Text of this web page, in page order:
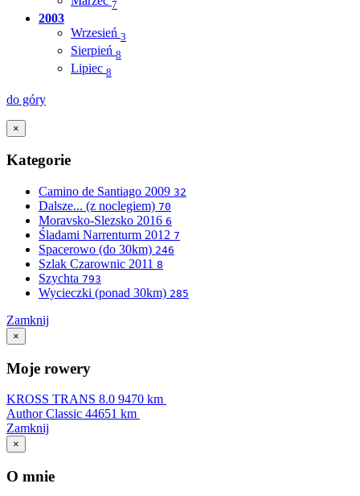
7
2003
Wrzesień 3
Sierpień 8
Lipiec 8
do góry
×
Kategorie
Camino de Santiago 2009 32
Dalsze... (z noclegiem) 70
Moravsko-Slezsko 2016 6
Śladami Narrenturm 2012 7
Spacerowo (do 30km) 246
Szlak Czarownic 2011 8
Szychta 793
Wycieczki (ponad 30km) 285
Zamknij
×
Moje rowery
KROSS TRANS 8.0 9470 km
Author Classic 44651 km
Zamknij
×
O mnie